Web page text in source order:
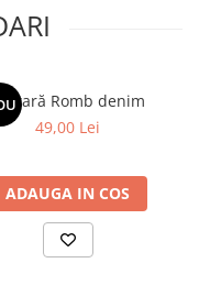
Romb denim
49,00 Lei
ADAUGA IN COS